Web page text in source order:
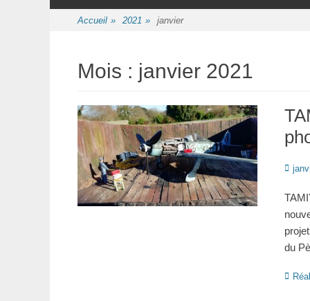
contenu
Accueil » 2021 » janvier
Mois : janvier 2021
Posté
du